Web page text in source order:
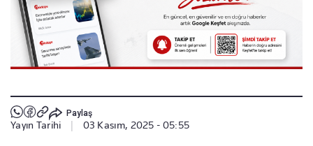
Paylaş
Yayın Tarihi 03 Kasım, 2025 - 05:55